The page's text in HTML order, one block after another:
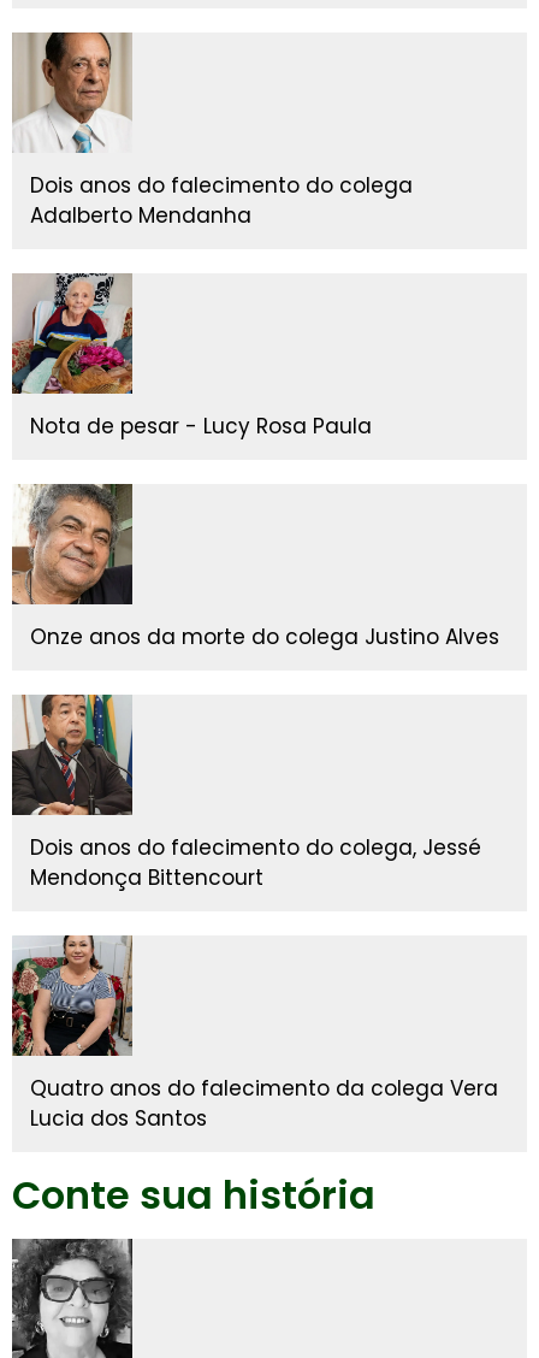
Dois anos do falecimento do colega
Adalberto Mendanha
Nota de pesar - Lucy Rosa Paula
Onze anos da morte do colega Justino Alves
Dois anos do falecimento do colega, Jessé
Mendonça Bittencourt
Quatro anos do falecimento da colega Vera
Lucia dos Santos
Conte sua história